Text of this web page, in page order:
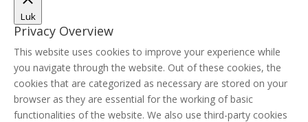
Luk
Privacy Overview
This website uses cookies to improve your experience while
you navigate through the website. Out of these cookies, the
cookies that are categorized as necessary are stored on your
browser as they are essential for the working of basic
functionalities of the website. We also use third-party cookies